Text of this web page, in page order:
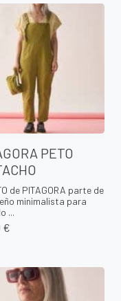
PETO
de PITAGORA parte de
minimalista para
...
€